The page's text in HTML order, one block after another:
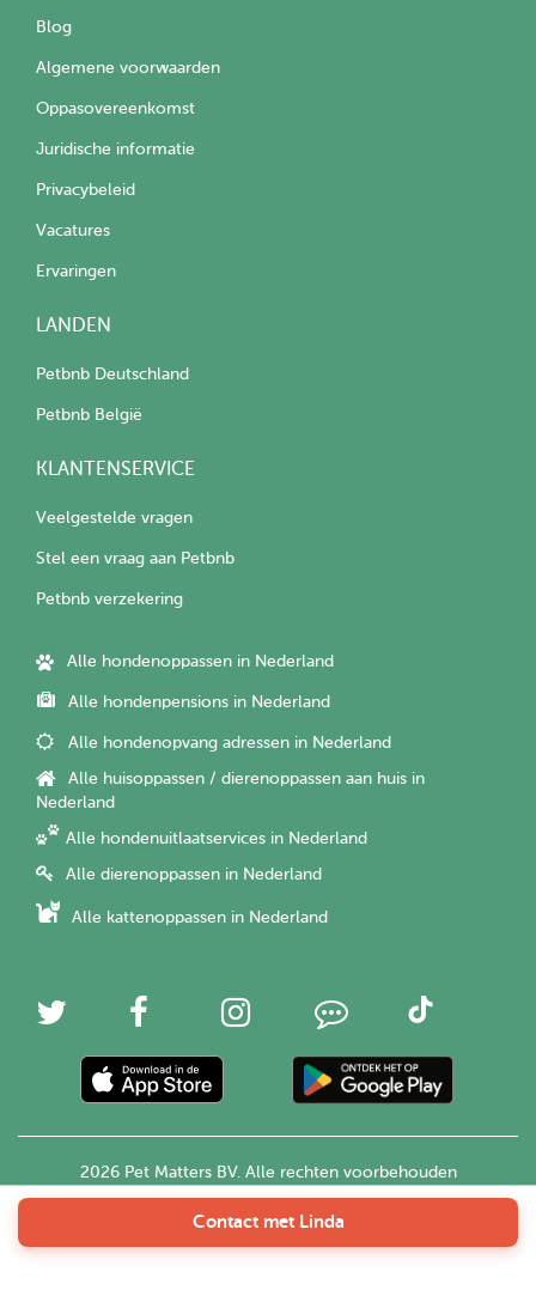
Contact met Linda
Blog
Algemene voorwaarden
Oppasovereenkomst
Juridische informatie
Privacybeleid
Vacatures
Ervaringen
LANDEN
Petbnb Deutschland
Petbnb België
KLANTENSERVICE
Veelgestelde vragen
Stel een vraag aan Petbnb
Petbnb verzekering
Alle hondenoppassen in Nederland
Alle hondenpensions in Nederland
Alle hondenopvang adressen in Nederland
Alle huisoppassen / dierenoppassen aan huis in
Nederland
Alle hondenuitlaatservices in Nederland
Alle dierenoppassen in Nederland
Alle kattenoppassen in Nederland
2026 Pet Matters BV. Alle rechten voorbehouden